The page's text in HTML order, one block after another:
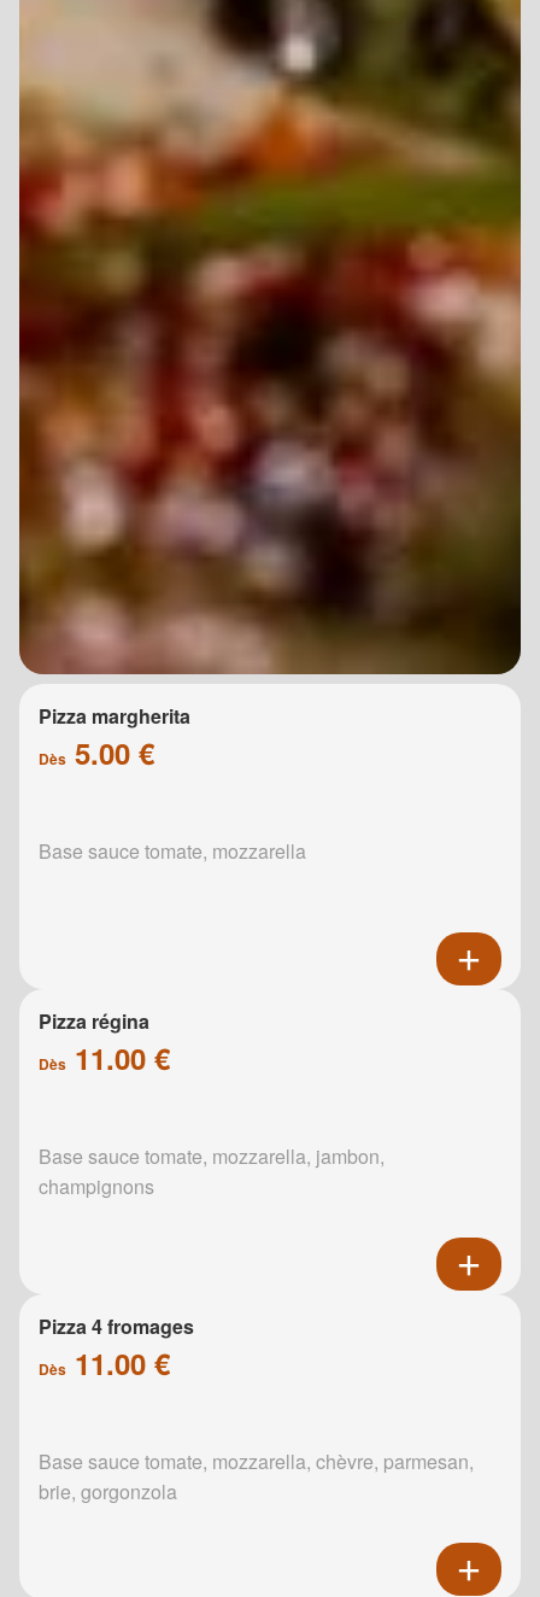
Pizza margherita
Dès 5.00 €
Base sauce tomate, mozzarella
Pizza régina
Dès 11.00 €
Base sauce tomate, mozzarella, jambon,
champignons
Pizza 4 fromages
Dès 11.00 €
Base sauce tomate, mozzarella, chèvre, parmesan,
brie, gorgonzola